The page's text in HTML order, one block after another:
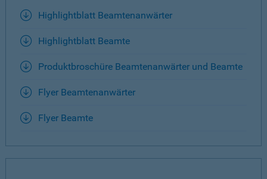
Highlightblatt Beamtenanwärter
Highlightblatt Beamte
Produktbroschüre Beamtenanwärter und Beamte
Flyer Beamtenanwärter
Flyer Beamte